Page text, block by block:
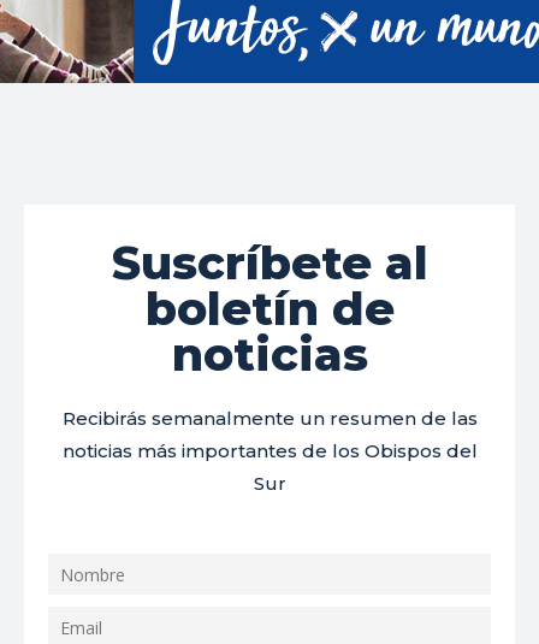
Suscríbete al
boletín de
noticias
Recibirás semanalmente un resumen de las
noticias más importantes de los Obispos del
Sur